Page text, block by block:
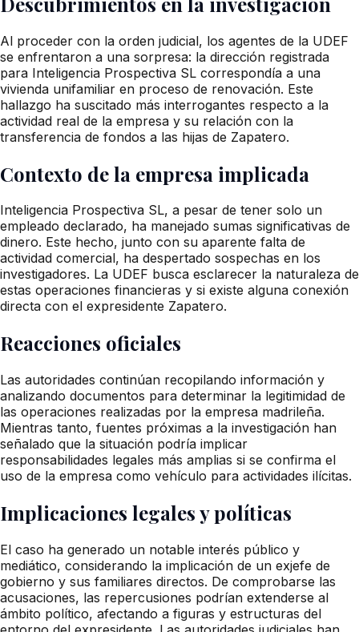
Al proceder con la orden judicial, los agentes de la UDEF
se enfrentaron a una sorpresa: la dirección registrada
para Inteligencia Prospectiva SL correspondía a una
vivienda unifamiliar en proceso de renovación. Este
hallazgo ha suscitado más interrogantes respecto a la
actividad real de la empresa y su relación con la
transferencia de fondos a las hijas de Zapatero.
Contexto de la empresa implicada
Inteligencia Prospectiva SL, a pesar de tener solo un
empleado declarado, ha manejado sumas significativas de
dinero. Este hecho, junto con su aparente falta de
actividad comercial, ha despertado sospechas en los
investigadores. La UDEF busca esclarecer la naturaleza de
estas operaciones financieras y si existe alguna conexión
directa con el expresidente Zapatero.
Reacciones oficiales
Las autoridades continúan recopilando información y
analizando documentos para determinar la legitimidad de
las operaciones realizadas por la empresa madrileña.
Mientras tanto, fuentes próximas a la investigación han
señalado que la situación podría implicar
responsabilidades legales más amplias si se confirma el
uso de la empresa como vehículo para actividades ilícitas.
Implicaciones legales y políticas
El caso ha generado un notable interés público y
mediático, considerando la implicación de un exjefe de
gobierno y sus familiares directos. De comprobarse las
acusaciones, las repercusiones podrían extenderse al
ámbito político, afectando a figuras y estructuras del